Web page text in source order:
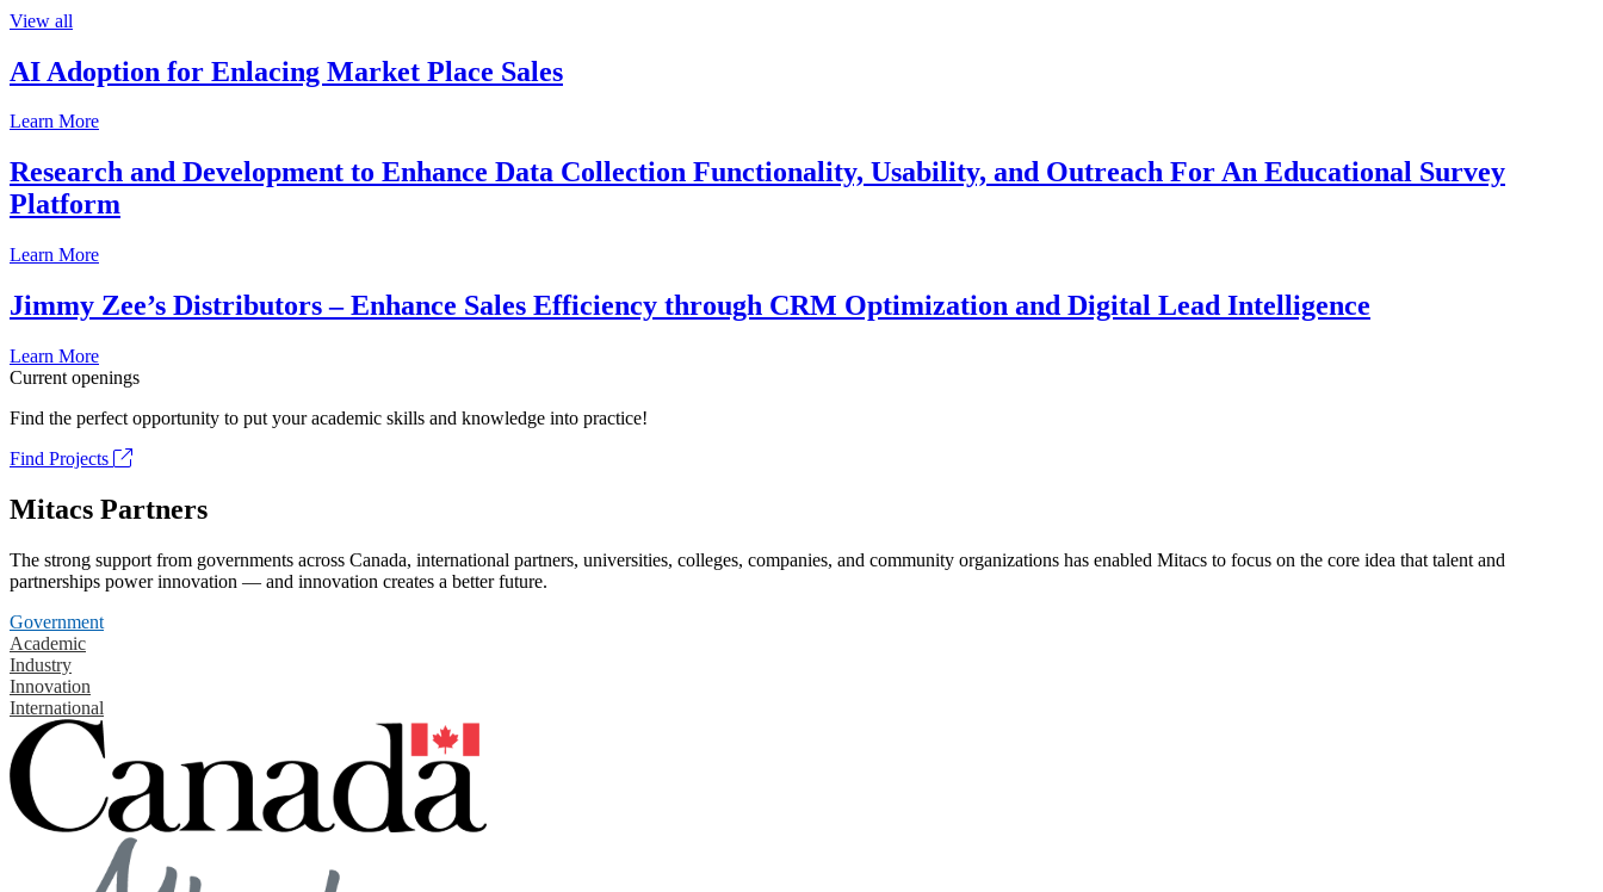
View all
AI Adoption for Enlacing Market Place Sales
Learn More
Research and Development to Enhance Data Collection Functionality, Usability, and Outreach For An Educational Survey
Platform
Learn More
Jimmy Zee’s Distributors – Enhance Sales Efficiency through CRM Optimization and Digital Lead Intelligence
Learn More
Current openings
Find the perfect opportunity to put your academic skills and knowledge into practice!
Find Projects
Mitacs Partners
The strong support from governments across Canada, international partners, universities, colleges, companies, and community organizations has enabled Mitacs to focus on the core idea that talent and
partnerships power innovation — and innovation creates a better future.
Government
Academic
Industry
Innovation
International